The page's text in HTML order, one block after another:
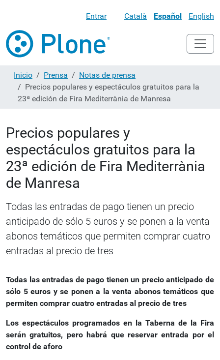
Entrar Català Español English
Inicio Prensa
Notas de prensa
Precios populares y espectáculos gratuitos para la
23ª edición de Fira Mediterrània de Manresa
Precios populares y
espectáculos gratuitos para la
23ª edición de Fira Mediterrània
de Manresa
Todas las entradas de pago tienen un precio
anticipado de sólo 5 euros y se ponen a la venta
abonos temáticos que permiten comprar cuatro
entradas al precio de tres
Todas las entradas de pago tienen un precio anticipado de
sólo 5 euros y se ponen a la venta abonos temáticos que
permiten comprar cuatro entradas al precio de tres
Los espectáculos programados en la Taberna de la Fira
serán gratuitos, pero habrá que reservar entrada por el
control de aforo